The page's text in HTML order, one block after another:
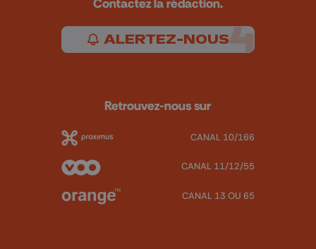
ALERTEZ-NOUS
Retrouvez-nous sur
CANAL 10/166
CANAL 11/12/55
CANAL 13 OU 65